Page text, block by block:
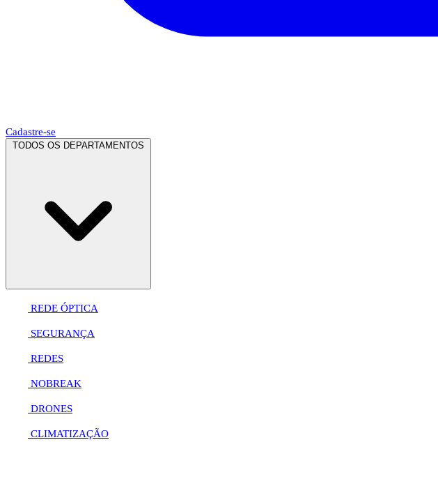
Cadastre-se
TODOS OS DEPARTAMENTOS
REDE ÓPTICA
SEGURANÇA
REDES
NOBREAK
DRONES
CLIMATIZAÇÃO